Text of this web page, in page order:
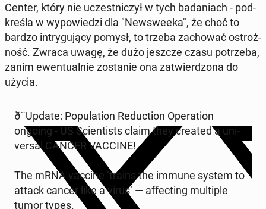
Center, który nie uczest­ni­czył w tych ba­da­niach - pod­
kre­śla w wy­po­wie­dzi dla "New­swe­eka", że choć to
bardzo in­try­gu­ją­cy pomysł, to trzeba za­cho­wać ostroż­
ność. Zwraca uwagę, że dużo jeszcze czasu po­trze­ba,
zanim ewen­tu­al­nie zo­sta­nie ona za­twier­dzo­na do
użycia.
ð¨Up­da­te: Po­pu­la­tion Re­duc­tion Ope­ra­tion
ongoing - US Scien­ti­sts claim they created a uni­
ver­sal CANCER VACCINE!
The mRNA vaccine ‘trains the immune system to
attack cancer like a virus’ — af­fec­ting mul­ti­ple
tumor types.